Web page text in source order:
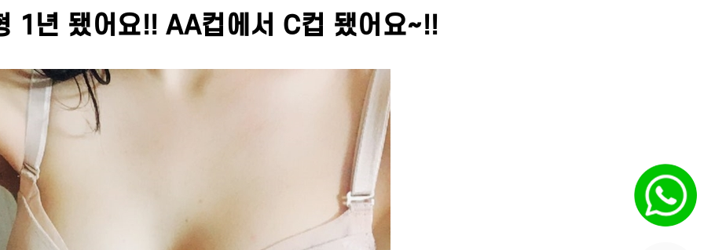
1년 됐어요!! AA컵에서 C컵 됐어요~!!